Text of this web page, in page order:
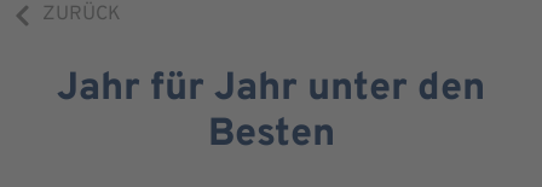
ZURÜCK
Jahr für Jahr unter den
Besten